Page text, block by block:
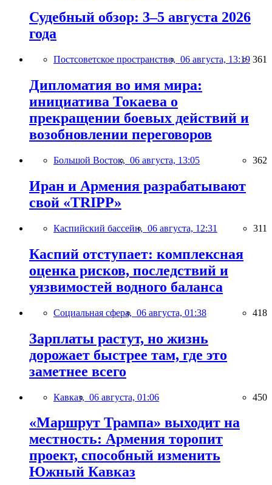
Судебный обзор: 3–5 августа 2026
года
Постсоветское пространство, 06 августа, 13:19 361
Дипломатия во имя мира:
инициатива Токаева о
прекращении боевых действий и
возобновлении переговоров
Большой Восток, 06 августа, 13:05 362
Иран и Армения разрабатывают
свой «TRIPP»
Каспийский бассейн, 06 августа, 12:31 311
Каспий отступает: комплексная
оценка рисков, последствий и
уязвимостей водного баланса
Социальная сфера, 06 августа, 01:38 418
Зарплаты растут, но жизнь
дорожает быстрее там, где это
заметнее всего
Кавказ, 06 августа, 01:06 450
«Маршрут Трампа» выходит на
местность: Армения торопит
проект, способный изменить
Южный Кавказ